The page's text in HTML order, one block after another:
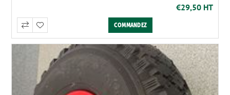
€29,50 HT